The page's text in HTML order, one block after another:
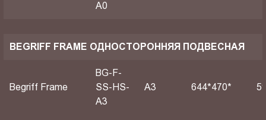
A0
BEGRIFF FRAME ОДНОСТОРОННЯЯ ПОДВЕСНАЯ
Begriff Frame
BG-F-
SS-HS-
A3
A3 644*470*